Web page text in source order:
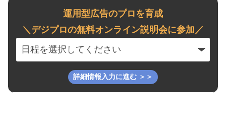
運用型広告のプロを育成
＼デジプロの無料オンライン説明会に参加／